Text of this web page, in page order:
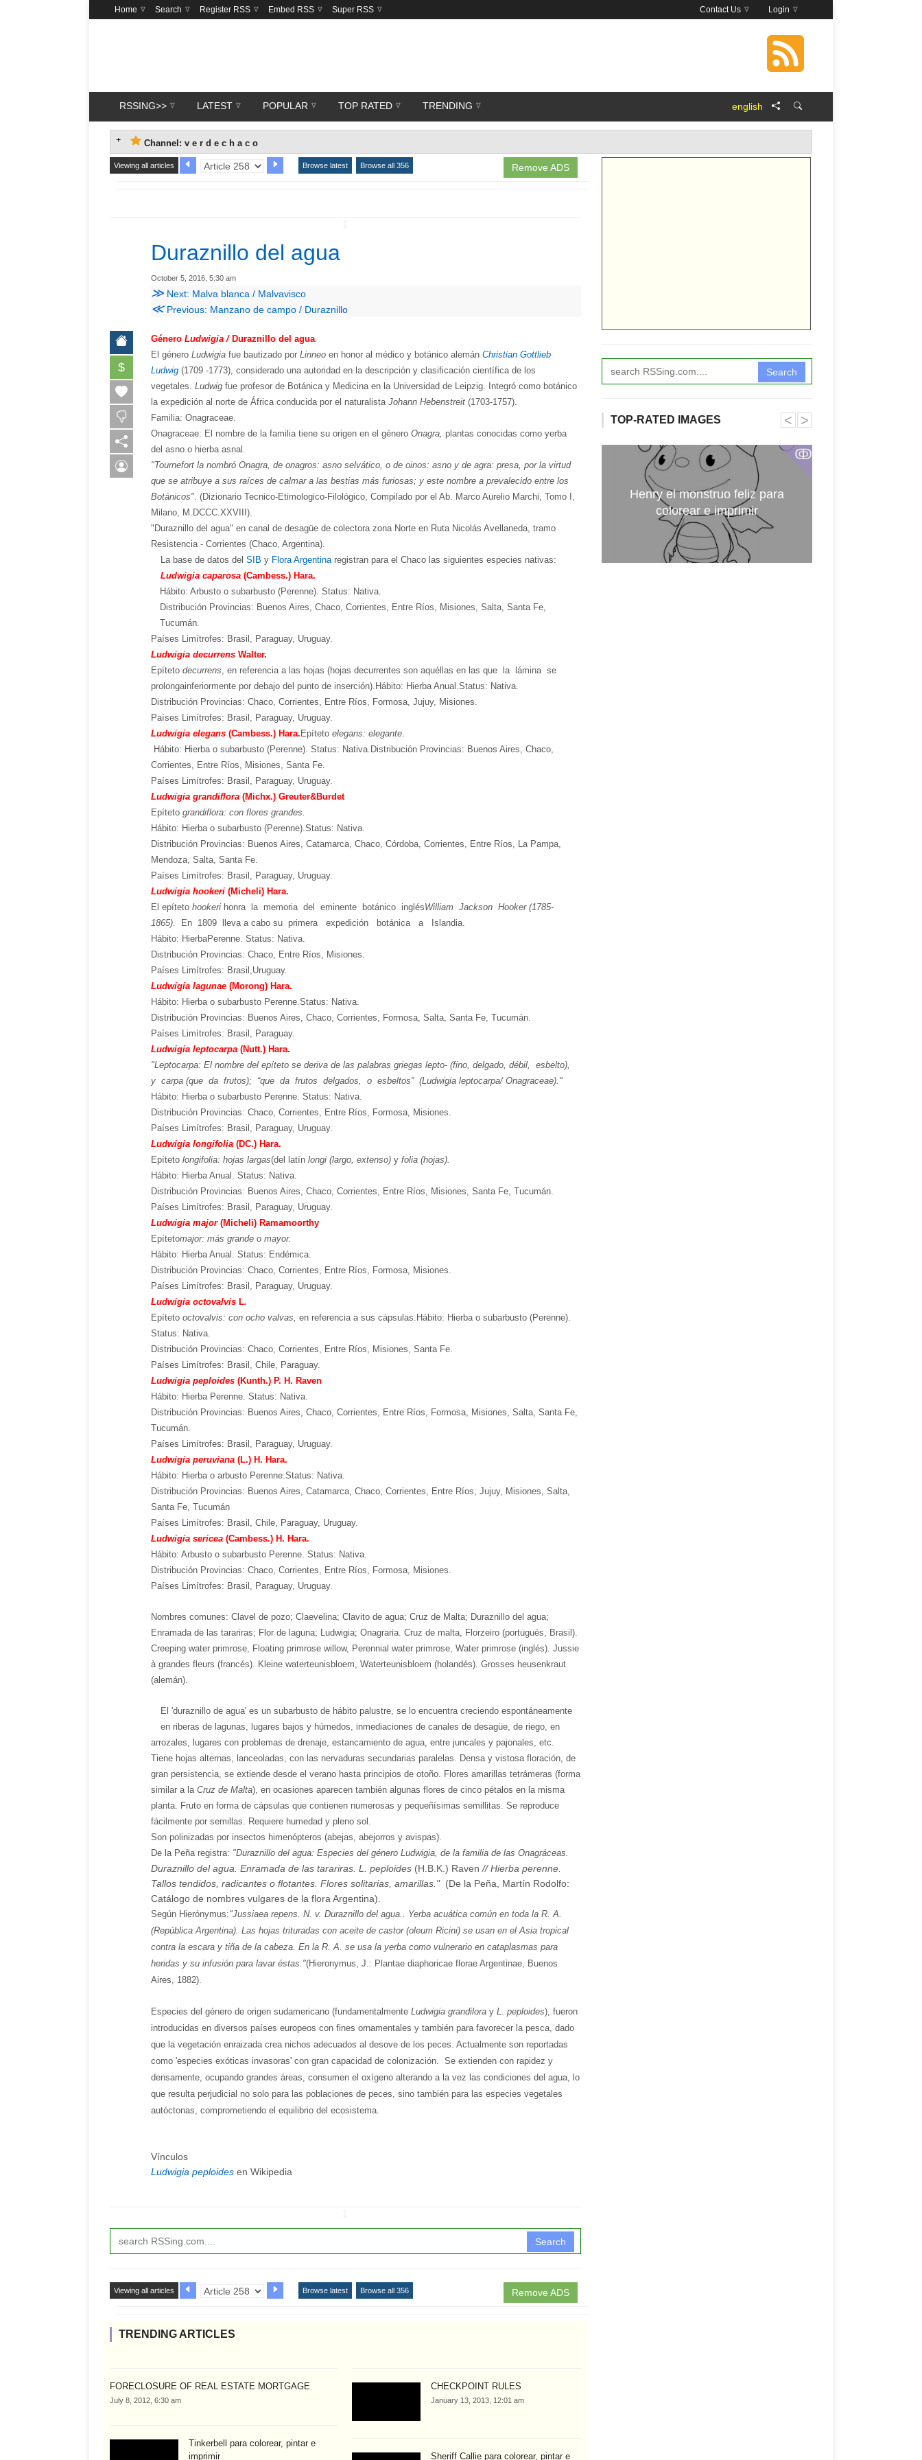
Login
Home Search Register RSS Embed RSS Super RSS Contact Us
RSSING>> LATEST POPULAR TOP RATED TRENDING english
Channel: v e r d e c h a c o
Remove ADS
Viewing all articles Browse latest Browse all 356
Duraznillo del agua
October 5, 2016, 5:30 am
≫ Next: Malva blanca / Malvavisco
≪Previous: Manzano de campo / Duraznillo
$
Género Ludwigia / Duraznillo del agua
El género Ludwigia fue bautizado por Linneo en honor al médico y botánico alemán Christian Gottlieb
Ludwig (1709 -1773), considerado una autoridad en la descripción y clasificación científica de los
vegetales. Ludwig fue profesor de Botánica y Medicina en la Universidad de Leipzig. Integró como botánico
la expedición al norte de África conducida por el naturalista Johann Hebenstreit (1703-1757).
Familia: Onagraceae.
Onagraceae: El nombre de la familia tiene su origen en el género Onagra, plantas conocidas como yerba
del asno o hierba asnal
"Tournefort la nombró Onagra, de onagros: asno selvático, o de oinos: asno y de agra: presa, por la virtud
que se atribuye a sus raíces de calmar a las bestias más furiosas; y este nombre a prevalecido entre los
Botánicos" . (Dizionario Tecnico-Etimologico-Filológico, Compilado por el Ab. Marco Aurelio Marchi, Tomo I,
Milano, M.DCCC.XXVIII).
"Duraznillo del agua" en canal de desagüe de colectora zona Norte en Ruta Nicolás Avellaneda, tramo
Resistencia - Corrientes (Chaco, Argentina).
La base de datos del SIB y Flora Argentina registran para el Chaco las siguientes especies nativas:
Ludwigia caparosa (Cambess.) Hara.
Hábito: Arbusto o subarbusto (Perenne). Status: Nativa.
Distribución Provincias: Buenos Aires, Chaco, Corrientes, Entre Ríos, Misiones, Salta, Santa Fe,
Tucumán.
Países Limítrofes: Brasil, Paraguay, Uruguay.
Ludwigia decurrens Walter.
Epíteto decurrens en referencia a las hojas (hojas decurrentes son aquéllas en las que la lámina se
prolongainferiormente por debajo del punto de inserción). Hábito: Hierba Anual Status: Nativa.
Distribución Provincias: Chaco, Corrientes, Entre Ríos, Formosa, Jujuy, Misiones.
Países Limítrofes: Brasil, Paraguay, Uruguay.
Ludwigia elegans (Cambess.) Hara.Epíteto elegans: elegante
Hábito: Hierba o subarbusto (Perenne). Status: Nativa. Distribución Provincias: Buenos Aires, Chaco,
Corrientes, Entre Ríos, Misiones, Santa Fe.
Países Limítrofes: Brasil, Paraguay, Uruguay.
Ludwigia grandiflora (Michx.) Greuter&Burdet
Epíteto grandiflora: con flores grandes.
Hábito: Hierba o subarbusto (Perenne). Status: Nativa.
Distribución Provincias: Buenos Aires, Catamarca, Chaco, Córdoba, Corrientes, Entre Ríos, La Pampa,
Mendoza, Salta, Santa Fe
Países Limítrofes: Brasil, Paraguay, Uruguay.
Ludwigia hookeri (Micheli) Hara.
El epíteto hookeri honra la memoria del eminente botánico inglésWilliam Jackson Hooker (1785-
1865) . En 1809 lleva a cabo su primera expedición botánica a Islandia.
Hábito: HierbaPerenne. Status: Nativa.
Distribución Provincias: Chaco, Entre Ríos, Misiones.
Países Limítrofes: Brasil, Uruguay.
Ludwigia lagunae (Morong) Hara.
Hábito: Hierba o subarbusto Perenne. Status: Nativa.
Distribución Provincias: Buenos Aires, Chaco, Corrientes, Formosa, Salta, Santa Fe, Tucumán.
Países Limítrofes: Brasil, Paraguay.
Ludwigia leptocarpa (Nutt.) Hara.
"Leptocarpa: El nombre del epíteto se deriva de las palabras griegas lepto- (fino, delgado, débil, esbelto),
y carpa (que da frutos); “que da frutos delgados, o esbeltos” (Ludwigia leptocarpa/ Onagraceae)."
Hábito: Hierba o subarbusto Perenne. Status: Nativa.
Distribución Provincias: Chaco, Corrientes, Entre Ríos, Formosa, Misiones.
Países Limítrofes: Brasil, Paraguay, Uruguay.
Ludwigia longifolia (DC.) Hara.
Epíteto longifolia: hojas largas(del latín longi (largo, extenso) y folia (hojas).
Hábito: Hierba Anual. Status: Nativa.
Distribución Provincias: Buenos Aires, Chaco, Corrientes, Entre Ríos, Misiones, Santa Fe, Tucumán.
Países Limítrofes: Brasil, Paraguay, Uruguay.
Ludwigia major (Micheli) Ramamoorthy
Epítetomajor: más grande o mayor.
Hábito: Hierba Anual. Status: Endémica.
Distribución Provincias: Chaco, Corrientes, Entre Ríos, Formosa, Misiones.
Países Limítrofes: Brasil, Paraguay, Uruguay.
Ludwigia octovalvis L.
Epíteto octovalvis: con ocho valvas en referencia a sus cápsulas. Hábito: Hierba o subarbusto (Perenne).
Status: Nativa.
Distribución Provincias: Chaco, Corrientes, Entre Ríos, Misiones, Santa Fe
Países Limítrofes: Brasil, Chile, Paraguay.
Ludwigia peploides (Kunth.) P. H. Raven
Hábito: Hierba Perenne. Status: Nativa.
Distribución Provincias: Buenos Aires, Chaco, Corrientes, Entre Ríos, Formosa, Misiones, Salta, Santa Fe,
Tucumán.
Países Limítrofes: Brasil, Paraguay, Uruguay.
Ludwigia peruviana (L.) H. Hara.
Hábito: Hierba o arbusto Perenne. Status: Nativa.
Distribución Provincias: Buenos Aires, Catamarca, Chaco, Corrientes, Entre Ríos, Jujuy, Misiones, Salta,
Santa Fe, Tucumán
Países Limítrofes: Brasil, Chile, Paraguay, Uruguay.
Ludwigia sericea (Cambess.) H. Hara.
Hábito: Arbusto o subarbusto Perenne. Status: Nativa.
Distribución Provincias: Chaco, Corrientes, Entre Ríos, Formosa, Misiones.
Países Limítrofes: Brasil, Paraguay, Uruguay.
Nombres comunes: Clavel de pozo; Claevelina; Clavito de agua; Cruz de Malta; Duraznillo del agua;
Enramada de las tarariras; Flor de laguna; Ludwigia; Onagraria. Cruz de malta, Florzeiro (portugués, Brasil).
Creeping water primrose, Floating primrose willow, Perennial water primrose, Water primrose (inglés). Jussie
à grandes fleurs (francés). Kleine waterteunisbloem, Waterteunisbloem (holandés). Grosses heusenkraut
(alemán).
El 'duraznillo de agua' es un subarbusto de hábito palustre, se lo encuentra creciendo espontáneamente
en riberas de lagunas, lugares bajos y húmedos, inmediaciones de canales de desagüe, de riego, en
arrozales, lugares con problemas de drenaje, estancamiento de agua, entre juncales y pajonales, etc.
Tiene hojas alternas, lanceoladas, con las nervaduras secundarias paralelas. Densa y vistosa floración, de
gran persistencia, se extiende desde el verano hasta principios de otoño. Flores amarillas tetrámeras (forma
similar a la Cruz de Malta), en ocasiones aparecen también algunas flores de cinco pétalos en la misma
planta. Fruto en forma de cápsulas que contienen numerosas y pequeñísimas semillitas. Se reproduce
fácilmente por semillas. Requiere humedad y pleno sol.
Son polinizadas por insectos himenópteros (abejas, abejorros y avispas).
De la Peña registra: "Duraznillo del agua: Especies del género Ludwigia, de la familia de las Onagráceas.
Duraznillo del agua. Enramada de las tarariras. L. peploides (H.B.K.) Raven // Hierba perenne.
Tallos tendidos, radicantes o flotantes. Flores solitarias, amarillas. " (De la Peña, Martín Rodolfo:
Catálogo de nombres vulgares de la flora Argentina).
Según Hierónymus:"Jussiaea repens. N. v. Duraznillo del agua.. Yerba acuática común en toda la R. A.
(República Argentina). Las hojas trituradas con aceite de castor (oleum Ricini) se usan en el Asia tropical
contra la escara y tiña de la cabeza. En la R. A. se usa la yerba como vulnerario en cataplasmas para
heridas y su infusión para lavar éstas. "(Hieronymus, J.: Plantae diaphoricae florae Argentinae, Buenos
Aires, 1882).
Especies del género de origen sudamericano (fundamentalmente Ludwigia grandilora y L. peploides), fueron
introducidas en diversos países europeos con fines ornamentales y también para favorecer la pesca, dado
que la vegetación enraizada crea nichos adecuados al desove de los peces. Actualmente son reportadas
como 'especies exóticas invasoras' con gran capacidad de colonización. Se extienden con rapidez y
densamente, ocupando grandes áreas, consumen el oxígeno alterando a la vez las condiciones del agua, lo
que resulta perjudicial no solo para las poblaciones de peces, sino también para las especies vegetales
autóctonas, comprometiendo el equilibrio del ecosistema.
Vínculos
Ludwigia peploides en Wikipedia
Search
Remove ADS
Viewing all articles Browse latest Browse all 356
TRENDING ARTICLES
FORECLOSURE OF REAL ESTATE MORTGAGE
July 8, 2012, 6:30 am
Tinkerbell para colorear, pintar e
imprimir
CHECKPOINT RULES
January 13, 2013, 12:01 am
Sheriff Callie para colorear, pintar e
Search
TOP-RATED IMAGES
ↂ
Henry el monstruo feliz para
colorear e imprimir
˂ ˃